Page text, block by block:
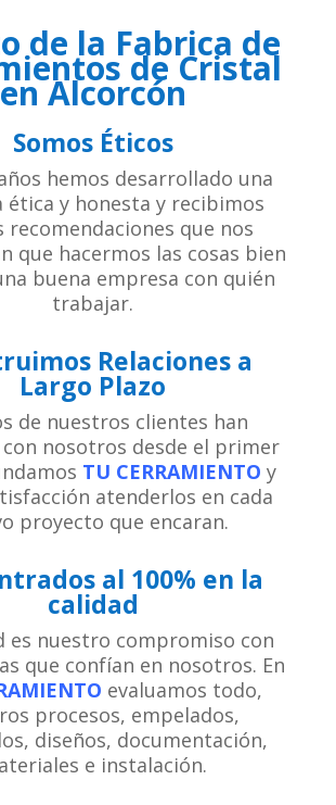
de la Fabrica de
de Cristal
en Alcorcón
Somos Éticos
hemos desarrollado una
ética y honesta y recibimos
recomendaciones que nos
que hacermos las cosas bien
buena empresa con quién
trabajar.
Relaciones a
Largo Plazo
de nuestros clientes han
nosotros desde el primer
TU CERRAMIENTO y
atenderlos en cada
proyecto que encaran.
al 100% en la
calidad
es nuestro compromiso con
que confían en nosotros. En
evaluamos todo,
procesos, empelados,
diseños, documentación,
e instalación.